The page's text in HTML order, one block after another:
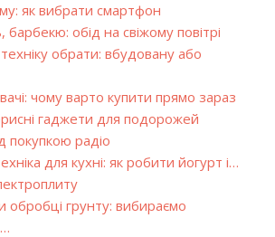
як вибрати смартфон
барбекю: обід на свіжому повітрі
обрати: вбудовану або
чому варто купити прямо зараз
гаджети для подорожей
радіо
для кухні: як робити йогурт і…
обробці грунту: вибираємо